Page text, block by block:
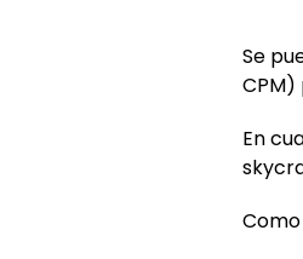
Se
CPM)
En